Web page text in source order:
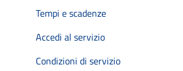
Tempi e scadenze
Accedi al servizio
Condizioni di servizio